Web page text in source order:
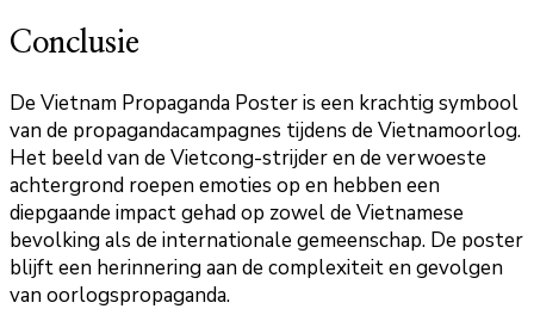
Conclusie
De Vietnam Propaganda Poster is een krachtig symbool
van de propagandacampagnes tijdens de Vietnamoorlog.
Het beeld van de Vietcong-strijder en de verwoeste
achtergrond roepen emoties op en hebben een
diepgaande impact gehad op zowel de Vietnamese
bevolking als de internationale gemeenschap. De poster
blijft een herinnering aan de complexiteit en gevolgen
van oorlogspropaganda.